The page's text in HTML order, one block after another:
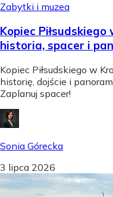
Zabytki i muzea
Kopiec
historia, spacer i
Kopiec Piłsudskiego w
historię, dojście i
Zaplanuj spacer!
Sonia Górecka
3 lipca 2026